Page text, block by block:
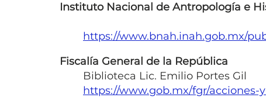
Instituto Nacional de Antropología e
https://www.bnah.inah.gob.mx/
Fiscalía General de la República
Biblioteca Lic. Emilio Portes Gil
https://www.gob.mx/fgr/